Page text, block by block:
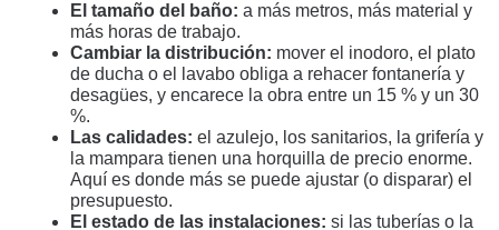
El tamaño del baño: a más metros, más material y
más horas de trabajo.
Cambiar la distribución: mover el inodoro, el plato
de ducha o el lavabo obliga a rehacer fontanería y
desagües, y encarece la obra entre un 15 % y un 30
%.
Las calidades: el azulejo, los sanitarios, la grifería y
la mampara tienen una horquilla de precio enorme.
Aquí es donde más se puede ajustar (o disparar) el
presupuesto.
El estado de las instalaciones: si las tuberías o la